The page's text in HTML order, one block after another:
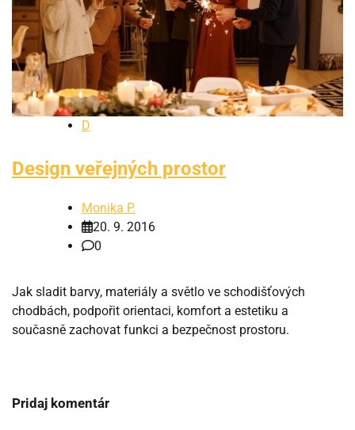
D
Design veřejných prostor
Monika P.
20. 9. 2016
0
Jak sladit barvy, materiály a světlo ve schodišťových
chodbách, podpořit orientaci, komfort a estetiku a
současně zachovat funkci a bezpečnost prostoru.
Pridaj komentár